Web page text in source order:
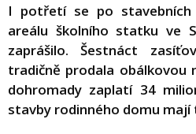
I potřetí se po stavebních
areálu školního statku ve
zaprášilo. Šestnáct
tradičně prodala obálkovou
dohromady zaplatí 34
stavby rodinného domu mají